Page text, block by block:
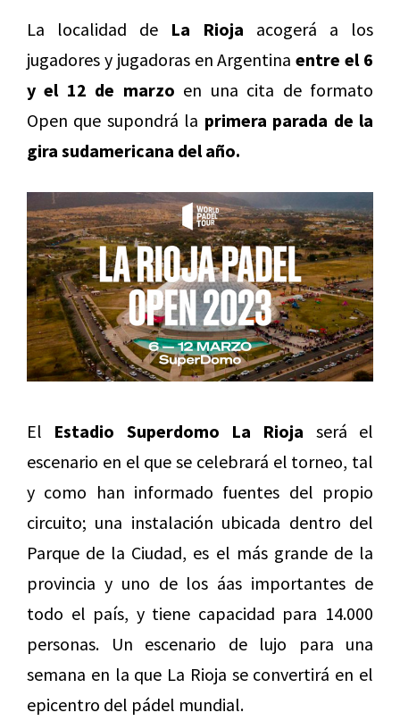
La localidad de La Rioja acogerá a los
jugadores y jugadoras en Argentinaentre el 6
y el 12 de marzo en una cita de formato
Open que supondrá la primera parada de la
gira sudamericana del año.
El Estadio Superdomo La Rioja será el
escenario en el que se celebrará el torneo, tal
y como han informado fuentes del propio
circuito; una instalación ubicada dentro del
Parque de la Ciudad, es el más grande de la
provincia y uno de los áas importantes de
todo el país, y tiene capacidad para 14.000
personas. Un escenario de lujo para una
semana en la que La Rioja se convertirá en el
epicentro del pádel mundial.